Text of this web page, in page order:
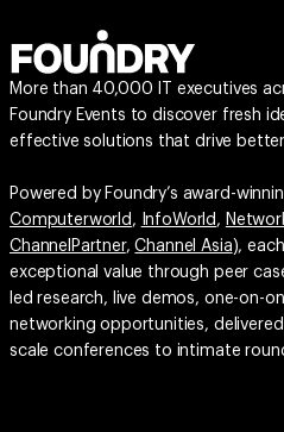
More than 40,000 IT executives
Foundry Events to discover fresh
effective solutions that drive
Powered by Foundry’s award-
Computerworld , InfoWorld ,
ChannelPartner,Channel Asia),
exceptional value through peer
led research, live demos, one-on-
networking opportunities,
scale conferences to intimate